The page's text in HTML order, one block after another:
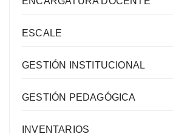
ESCALE
GESTIÓN INSTITUCIONAL
GESTIÓN PEDAGÓGICA
INVENTARIOS